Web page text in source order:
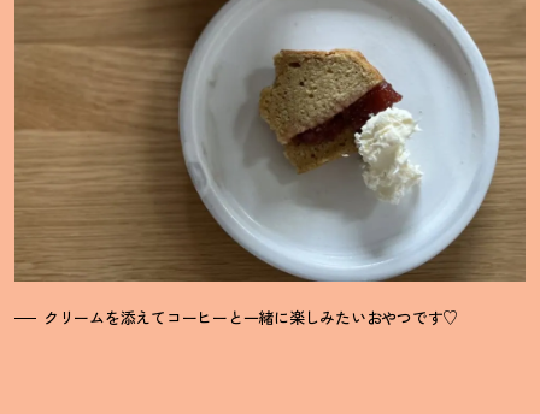
クリームを添えてコーヒーと一緒に楽しみたいおやつです♡